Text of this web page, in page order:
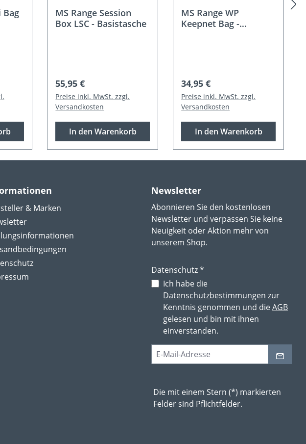
Bag
MS Range Session
Box LSC - Basistasche
Regulärer Preis:
55,95 €
Preise inkl. MwSt. zzgl.
Versandkosten
In den Warenkorb
MS Range WP
Keepnet Bag -
Regulärer Preis:
34,95 €
Preise inkl. MwSt. zzgl.
Versandkosten
In den Warenkorb
& Marken
Newsletter
Abonnieren Sie den kostenlosen
Newsletter und verpassen Sie keine
Neuigkeit oder Aktion mehr von
unserem Shop.
Datenschutz *
Ich habe die
Datenschutzbestimmungen zur
Kenntnis genommen und dieAGB
gelesen und bin mit ihnen
einverstanden.
Die mit einem Stern (*) markierten
Felder sind Pflichtfelder.